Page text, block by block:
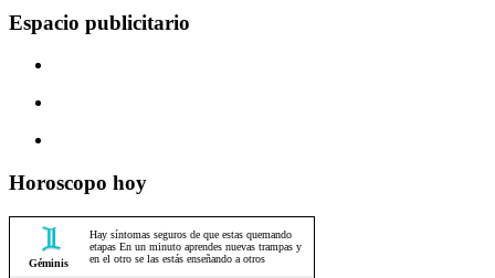
Espacio publicitario
Horoscopo hoy